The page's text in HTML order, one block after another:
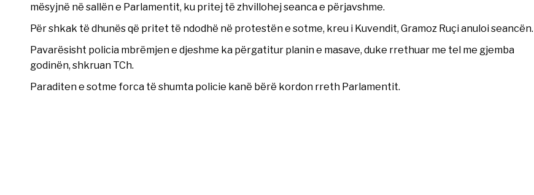
mësyjnë në sallën e Parlamentit, ku pritej të zhvillohej seanca e përjavshme.
Për shkak të dhunës që pritet të ndodhë në protestën e sotme, kreu i Kuvendit, Gramoz Ruçi anuloi seancën.
Pavarësisht policia mbrëmjen e djeshme ka përgatitur planin e masave, duke rrethuar me tel me gjemba
godinën, shkruan TCh.
Paraditen e sotme forca të shumta policie kanë bërë kordon rreth Parlamentit.